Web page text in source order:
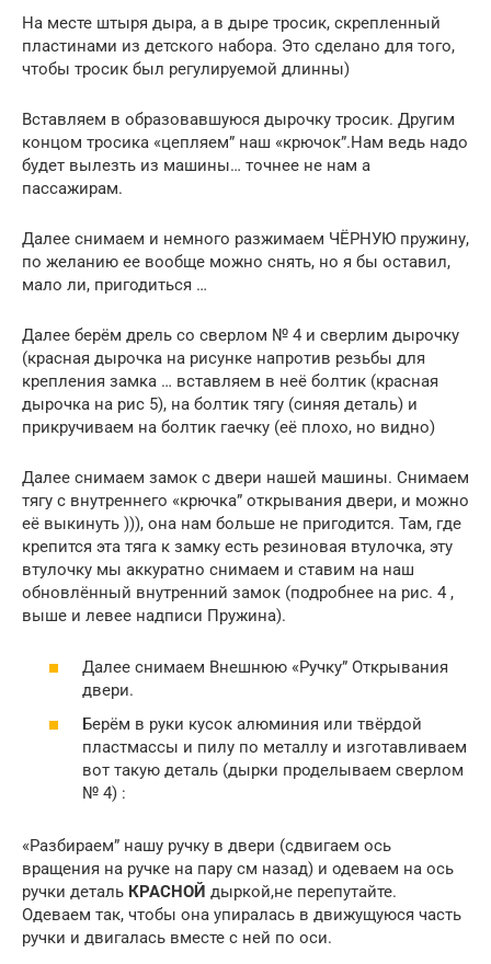
На месте штыря дыра, а в дыре тросик, скрепленный
пластинами из детского набора. Это сделано для того,
чтобы тросик был регулируемой длинны)
Вставляем в образовавшуюся дырочку тросик. Другим
концом тросика «цепляем” наш «крючок”.Нам ведь надо
будет вылезть из машины… точнее не нам а
пассажирам.
Далее снимаем и немного разжимаем ЧЁРНУЮ пружину,
по желанию ее вообще можно снять, но я бы оставил,
мало ли, пригодиться …
Далее берём дрель со сверлом № 4 и сверлим дырочку
(красная дырочка на рисунке напротив резьбы для
крепления замка … вставляем в неё болтик (красная
дырочка на рис 5), на болтик тягу (синяя деталь) и
прикручиваем на болтик гаечку (её плохо, но видно)
Далее снимаем замок с двери нашей машины. Снимаем
тягу с внутреннего «крючка” открывания двери, и можно
её выкинуть ))), она нам больше не пригодится. Там, где
крепится эта тяга к замку есть резиновая втулочка, эту
втулочку мы аккуратно снимаем и ставим на наш
обновлённый внутренний замок (подробнее на рис. 4 ,
выше и левее надписи Пружина).
Далее снимаем Внешнюю «Ручку” Открывания
двери.
Берём в руки кусок алюминия или твёрдой
пластмассы и пилу по металлу и изготавливаем
вот такую деталь (дырки проделываем сверлом
№ 4) :
«Разбираем” нашу ручку в двери (сдвигаем ось
вращения на ручке на пару см назад) и одеваем на ось
ручки деталь КРАСНОЙ дыркой,не перепутайте.
Одеваем так, чтобы она упиралась в движущуюся часть
ручки и двигалась вместе с ней по оси.